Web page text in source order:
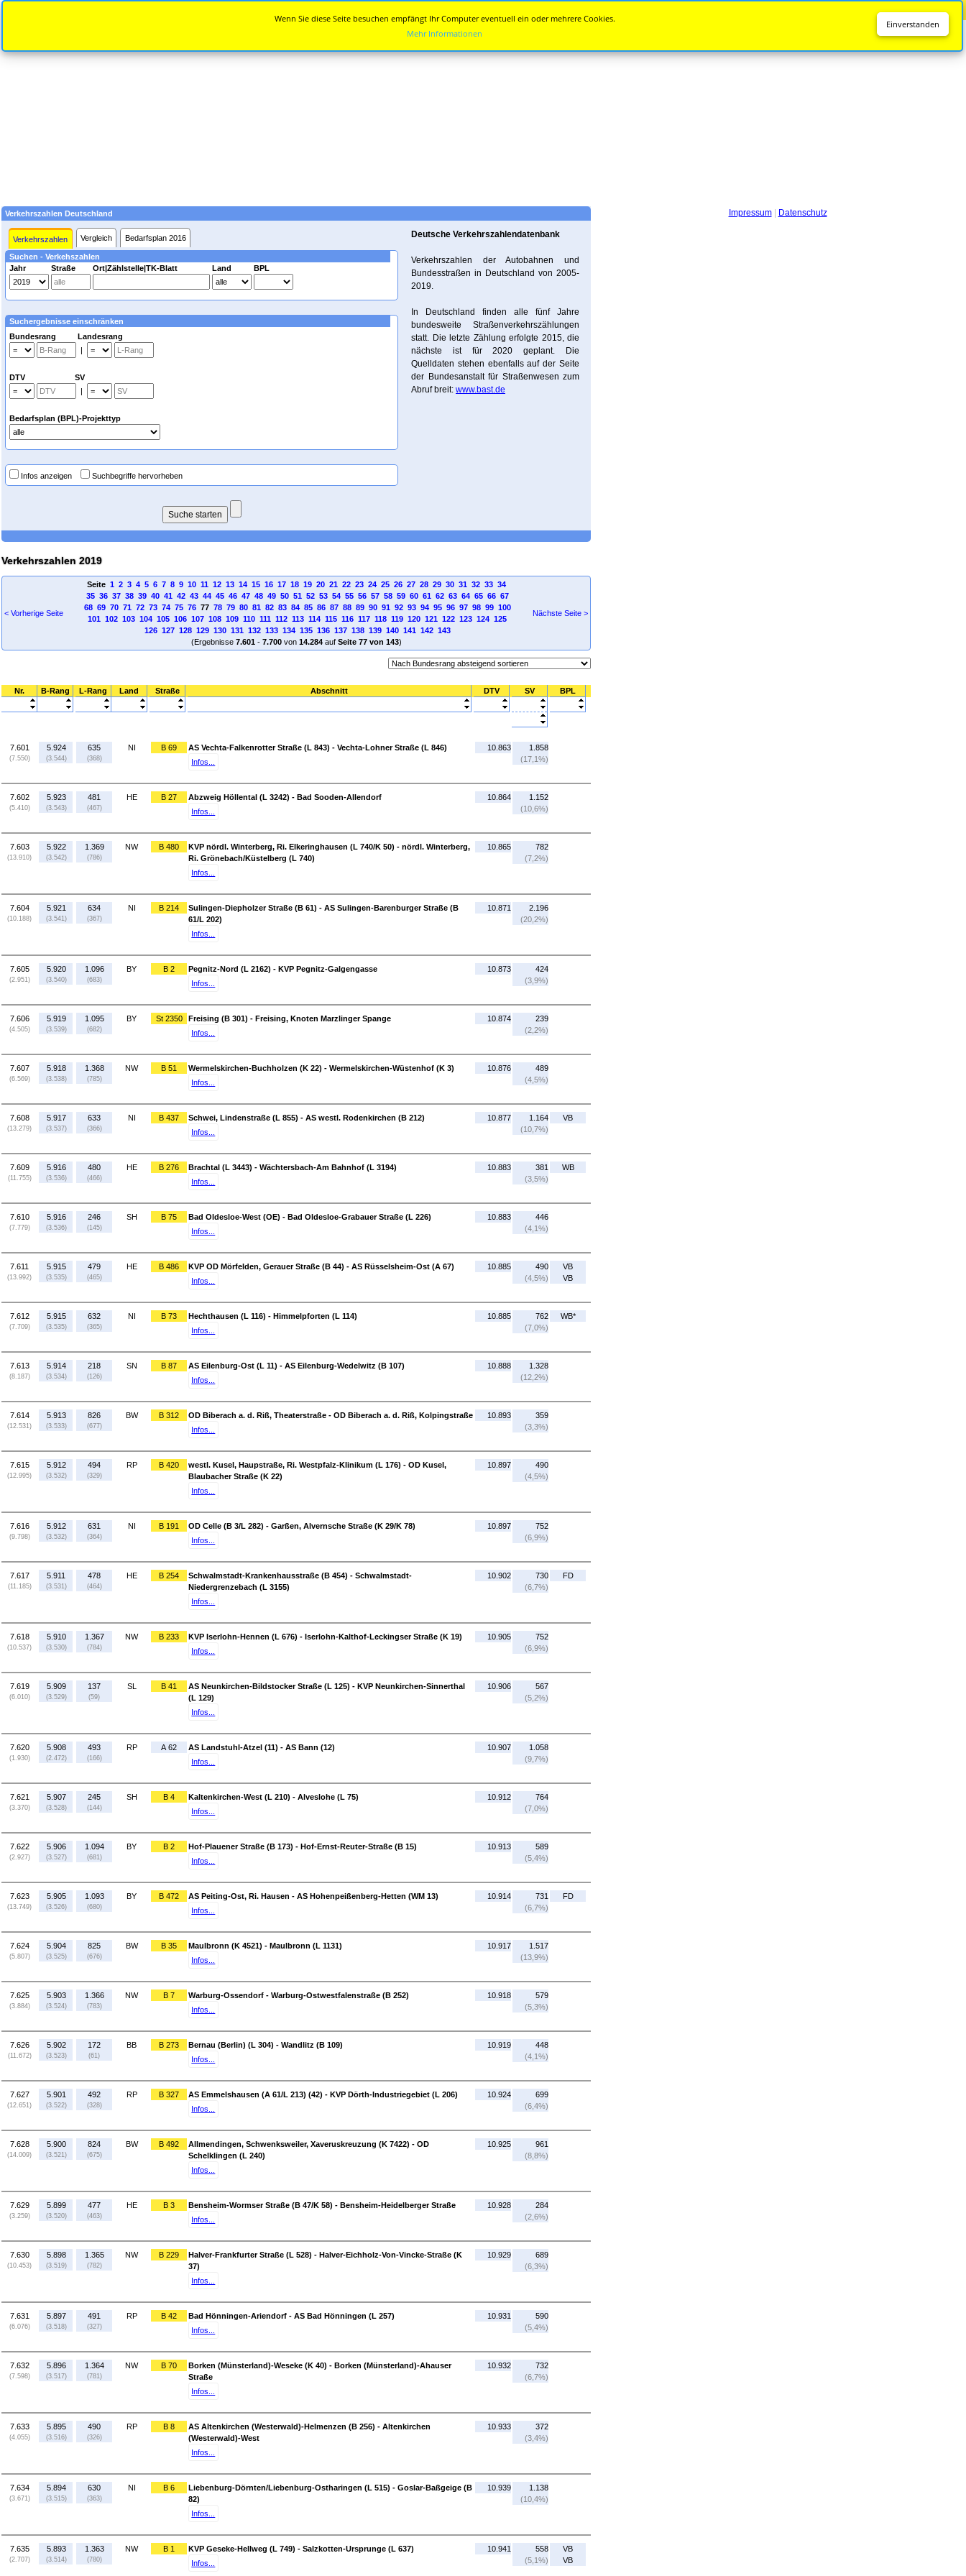
Verkehrszahlen Deutschland
Verkehrszahlen Vergleich Bedarfsplan 2016
Suchen - Verkehszahlen
Jahr
Straße Ort|Zählstelle|TK-Blatt Land BPL
Suchergebnisse einschränken
Bundesrang Landesrang
|
DTV SV
|
Bedarfsplan (BPL)-Projekttyp
Infos anzeigen Suchbegriffe hervorheben
Deutsche Verkehrszahlendatenbank
Verkehrszahlen der Autobahnen und
Bundesstraßen in Deutschland von 2005-
2019.
In Deutschland finden alle fünf Jahre
bundesweite Straßenverkehrszählungen
statt. Die letzte Zählung erfolgte 2015, die
nächste ist für 2020 geplant. Die
Quelldaten stehen ebenfalls auf der Seite
der Bundesanstalt für Straßenwesen zum
Abruf breit: www.bast.de
Verkehrszahlen 2019
< Vorherige Seite
Seite 1 2 3 4 5 6 7 8 9 10 11 12 13 14 15 16 17 18 19 20 21 22 23 24 25 26 27 28 29 30 31 32 33 34
35 36 37 38 39 40 41 42 43 44 45 46 47 48 49 50 51 52 53 54 55 56 57 58 59 60 61 62 63 64 65 66 67
68 69 70 71 72 73 74 75 7677 78 79 80 81 82 83 84 85 86 87 88 89 90 91 92 93 94 95 96 97 98 99 100
101 102 103 104 105 106 107 108 109 110 111 112 113 114 115 116 117 118 119 120 121 122 123 124 125
126 127 128 129 130 131 132 133 134 135 136 137 138 139 140 141 142 143
(Ergebnisse 7.601- 7.700von 14.284auf Seite 77 von 143)
Nächste Seite >
Nr. B-Rang L-Rang Land Straße Abschnitt DTV SV BPL
7.601
(7.550)
5.924
(3.544)
635
(368)
NI B 69
AS Vechta-Falkenrotter Straße (L 843) - Vechta-Lohner Straße (L 846)
Infos...
10.863
1.858
(17,1%)
7.602
(5.410)
5.923
(3.543)
481
(467)
HE B 27
Abzweig Höllental (L 3242) - Bad Sooden-Allendorf
Infos...
10.864
1.152
(10,6%)
7.603
(13.910)
5.922
(3.542)
1.369
(786)
NW B 480
KVP nördl. Winterberg, Ri. Elkeringhausen (L 740/K 50) - nördl. Winterberg,
Ri. Grönebach/Küstelberg (L 740)
Infos...
10.865
782
(7,2%)
7.604
(10.188)
5.921
(3.541)
634
(367)
NI B 214
Sulingen-Diepholzer Straße (B 61) - AS Sulingen-Barenburger Straße (B
61/L 202)
Infos...
10.871
2.196
(20,2%)
7.605
(2.951)
5.920
(3.540)
1.096
(683)
BY B 2
Pegnitz-Nord (L 2162) - KVP Pegnitz-Galgengasse
Infos...
10.873
424
(3,9%)
7.606
(4.505)
5.919
(3.539)
1.095
(682)
BY St 2350
Freising (B 301) - Freising, Knoten Marzlinger Spange
Infos...
10.874
239
(2,2%)
7.607
(6.569)
5.918
(3.538)
1.368
(785)
NW B 51
Wermelskirchen-Buchholzen (K 22) - Wermelskirchen-Wüstenhof (K 3)
Infos...
10.876
489
(4,5%)
7.608
(13.279)
5.917
(3.537)
633
(366)
NI B 437
Schwei, Lindenstraße (L 855) - AS westl. Rodenkirchen (B 212)
Infos...
10.877
1.164
(10,7%)
VB
7.609
(11.755)
5.916
(3.536)
480
(466)
HE B 276
Brachtal (L 3443) - Wächtersbach-Am Bahnhof (L 3194)
Infos...
10.883
381
(3,5%)
WB
7.610
(7.779)
5.916
(3.536)
246
(145)
SH B 75
Bad Oldesloe-West (OE) - Bad Oldesloe-Grabauer Straße (L 226)
Infos...
10.883
446
(4,1%)
7.611
(13.992)
5.915
(3.535)
479
(465)
HE B 486
KVP OD Mörfelden, Gerauer Straße (B 44) - AS Rüsselsheim-Ost (A 67)
Infos...
10.885
490
(4,5%)
VB
VB
7.612
(7.709)
5.915
(3.535)
632
(365)
NI B 73
Hechthausen (L 116) - Himmelpforten (L 114)
Infos...
10.885
762
(7,0%)
WB*
7.613
(8.187)
5.914
(3.534)
218
(126)
SN B 87
AS Eilenburg-Ost (L 11) - AS Eilenburg-Wedelwitz (B 107)
Infos...
10.888
1.328
(12,2%)
7.614
(12.531)
5.913
(3.533)
826
(677)
BW B 312
OD Biberach a. d. Riß, Theaterstraße - OD Biberach a. d. Riß, Kolpingstraße
Infos...
10.893
359
(3,3%)
7.615
(12.995)
5.912
(3.532)
494
(329)
RP B 420
westl. Kusel, Haupstraße, Ri. Westpfalz-Klinikum (L 176) - OD Kusel,
Blaubacher Straße (K 22)
Infos...
10.897
490
(4,5%)
7.616
(9.798)
5.912
(3.532)
631
(364)
NI B 191
OD Celle (B 3/L 282) - Garßen, Alvernsche Straße (K 29/K 78)
Infos...
10.897
752
(6,9%)
7.617
(11.185)
5.911
(3.531)
478
(464)
HE B 254
Schwalmstadt-Krankenhausstraße (B 454) - Schwalmstadt-
Niedergrenzebach (L 3155)
Infos...
10.902
730
(6,7%)
FD
7.618
(10.537)
5.910
(3.530)
1.367
(784)
NW B 233
KVP Iserlohn-Hennen (L 676) - Iserlohn-Kalthof-Leckingser Straße (K 19)
Infos...
10.905
752
(6,9%)
7.619
(6.010)
5.909
(3.529)
137
(59)
SL B 41
AS Neunkirchen-Bildstocker Straße (L 125) - KVP Neunkirchen-Sinnerthal
(L 129)
Infos...
10.906
567
(5,2%)
7.620
(1.930)
5.908
(2.472)
493
(166)
RP A 62
AS Landstuhl-Atzel (11) - AS Bann (12)
Infos...
10.907
1.058
(9,7%)
7.621
(3.370)
5.907
(3.528)
245
(144)
SH B 4
Kaltenkirchen-West (L 210) - Alveslohe (L 75)
Infos...
10.912
764
(7,0%)
7.622
(2.927)
5.906
(3.527)
1.094
(681)
BY B 2
Hof-Plauener Straße (B 173) - Hof-Ernst-Reuter-Straße (B 15)
Infos...
10.913
589
(5,4%)
7.623
(13.749)
5.905
(3.526)
1.093
(680)
BY B 472
AS Peiting-Ost, Ri. Hausen - AS Hohenpeißenberg-Hetten (WM 13)
Infos...
10.914
731
(6,7%)
FD
7.624
(5.807)
5.904
(3.525)
825
(676)
BW B 35
Maulbronn (K 4521) - Maulbronn (L 1131)
Infos...
10.917
1.517
(13,9%)
7.625
(3.884)
5.903
(3.524)
1.366
(783)
NW B 7
Warburg-Ossendorf - Warburg-Ostwestfalenstraße (B 252)
Infos...
10.918
579
(5,3%)
7.626
(11.672)
5.902
(3.523)
172
(61)
BB B 273
Bernau (Berlin) (L 304) - Wandlitz (B 109)
Infos...
10.919
448
(4,1%)
7.627
(12.651)
5.901
(3.522)
492
(328)
RP B 327
AS Emmelshausen (A 61/L 213) (42) - KVP Dörth-Industriegebiet (L 206)
Infos...
10.924
699
(6,4%)
7.628
(14.009)
5.900
(3.521)
824
(675)
BW B 492
Allmendingen, Schwenksweiler, Xaveruskreuzung (K 7422) - OD
Schelklingen (L 240)
Infos...
10.925
961
(8,8%)
7.629
(3.259)
5.899
(3.520)
477
(463)
HE B 3
Bensheim-Wormser Straße (B 47/K 58) - Bensheim-Heidelberger Straße
Infos...
10.928
284
(2,6%)
7.630
(10.453)
5.898
(3.519)
1.365
(782)
NW B 229
Halver-Frankfurter Straße (L 528) - Halver-Eichholz-Von-Vincke-Straße (K
37)
Infos...
10.929
689
(6,3%)
7.631
(6.076)
5.897
(3.518)
491
(327)
RP B 42
Bad Hönningen-Ariendorf - AS Bad Hönningen (L 257)
Infos...
10.931
590
(5,4%)
7.632
(7.598)
5.896
(3.517)
1.364
(781)
NW B 70
Borken (Münsterland)-Weseke (K 40) - Borken (Münsterland)-Ahauser
Straße
Infos...
10.932
732
(6,7%)
7.633
(4.055)
5.895
(3.516)
490
(326)
RP B 8
AS Altenkirchen (Westerwald)-Helmenzen (B 256) - Altenkirchen
(Westerwald)-West
Infos...
10.933
372
(3,4%)
7.634
(3.671)
5.894
(3.515)
630
(363)
NI B 6
Liebenburg-Dörnten/Liebenburg-Ostharingen (L 515) - Goslar-Baßgeige (B
82)
Infos...
10.939
1.138
(10,4%)
7.635
(2.707)
5.893
(3.514)
1.363
(780)
NW B 1
KVP Geseke-Hellweg (L 749) - Salzkotten-Ursprunge (L 637)
Infos...
10.941
558
(5,1%)
VB
VB
Impressum| Datenschutz
Einverstanden
Wenn Sie diese Seite besuchen empfängt Ihr Computer eventuell ein oder mehrere Cookies.
Mehr Informationen